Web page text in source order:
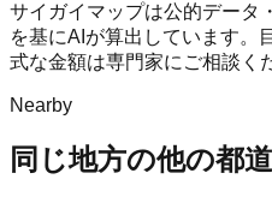
サイガイマップは公的データ
を基にAIが算出しています。
式な金額は専門家にご相談く
Nearby
同じ地方の他の都